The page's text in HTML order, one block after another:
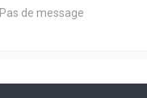
l
n
Pas de message